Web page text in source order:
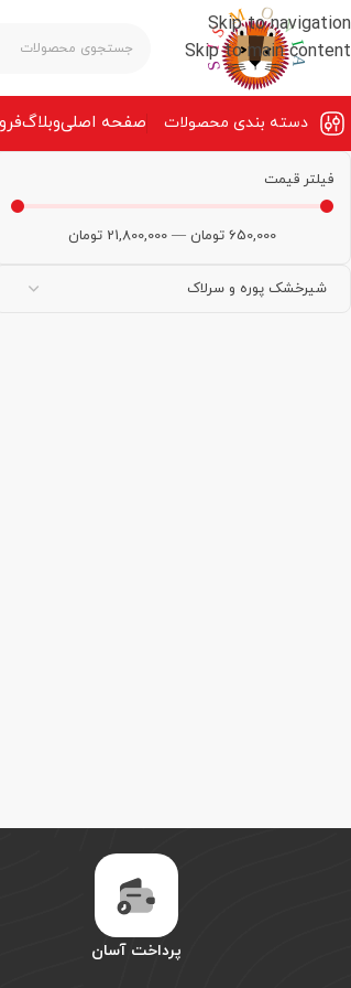
Skip to navigation
Skip to main content
دسته بندی محصولات صفحه‌ اصلیوبلاگ
فیلتر قیمت
650,000 تومان —
21,800,000 تومان
پرداخت آسان